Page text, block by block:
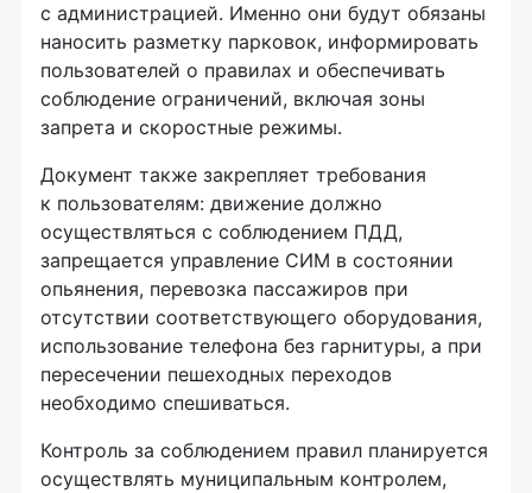
с администрацией. Именно они будут обязаны
наносить разметку парковок, информировать
пользователей о правилах и обеспечивать
соблюдение ограничений, включая зоны
запрета и скоростные режимы.
Документ также закрепляет требования
к пользователям: движение должно
осуществляться с соблюдением ПДД,
запрещается управление СИМ в состоянии
опьянения, перевозка пассажиров при
отсутствии соответствующего оборудования,
использование телефона без гарнитуры, а при
пересечении пешеходных переходов
необходимо спешиваться.
Контроль за соблюдением правил планируется
осуществлять муниципальным контролем,